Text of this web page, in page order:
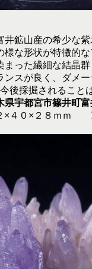
井鉱山産の希少な紫
様な形状が特徴的な
まった繊細な結晶群
スが良く、ダメー
後採掘されること
県宇都宮市篠井町富
×４０×２８ｍｍ